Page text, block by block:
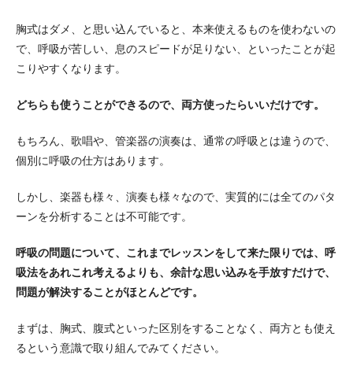
胸式はダメ、と思い込んでいると、本来使えるものを使わないの
で、呼吸が苦しい、息のスピードが足りない、といったことが起
こりやすくなります。
どちらも使うことができるので、両方使ったらいいだけです。
もちろん、歌唱や、管楽器の演奏は、通常の呼吸とは違うので、
個別に呼吸の仕方はあります。
しかし、楽器も様々、演奏も様々なので、実質的には全てのパタ
ーンを分析することは不可能です。
呼吸の問題について、これまでレッスンをして来た限りでは、呼
吸法をあれこれ考えるよりも、余計な思い込みを手放すだけで、
問題が解決することがほとんどです。
まずは、胸式、腹式といった区別をすることなく、両方とも使え
るという意識で取り組んでみてください。